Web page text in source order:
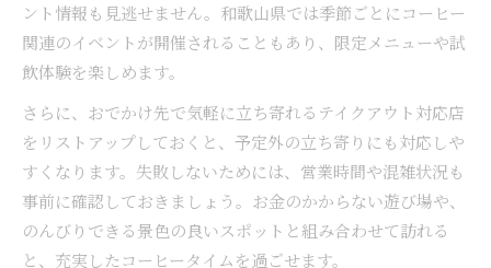
ント情報も見逃せません。和歌山県では季節ごとにコーヒー
関連のイベントが開催されることもあり、限定メニューや試
飲体験を楽しめます。
さらに、おでかけ先で気軽に立ち寄れるテイクアウト対応店
をリストアップしておくと、予定外の立ち寄りにも対応しや
すくなります。失敗しないためには、営業時間や混雑状況も
事前に確認しておきましょう。お金のかからない遊び場や、
のんびりできる景色の良いスポットと組み合わせて訪れる
と、充実したコーヒータイムを過ごせます。